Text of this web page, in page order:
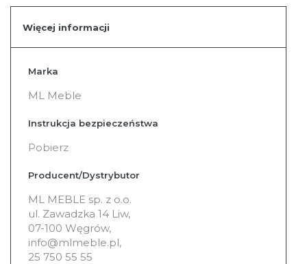
Więcej informacji
Więcej
Marka
ML Meble
Instrukcja bezpieczeństwa
Pobierz
Producent/Dystrybutor
ML MEBLE sp. z o.o.
ul. Zawadzka 14 Liw,
07-100 Węgrów,
info@mlmeble.pl,
25 750 55 55